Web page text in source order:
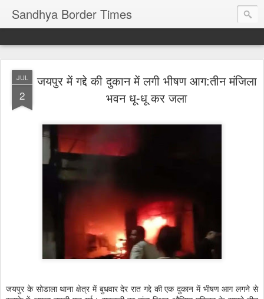
Sandhya Border Times
JUL
2
जयपुर में गद्दे की दुकान में लगी भीषण आग:तीन मंजिला
भवन धू-धू कर जला
जयपुर के सोडाला थाना क्षेत्र में बुधवार देर रात गद्दे की एक दुकान में भीषण आग लगने से